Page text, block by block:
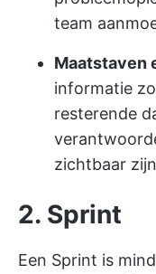
team
Maatstaven
informatie
resterende
zichtbaar zijn
2. Sprint
Een Sprint is